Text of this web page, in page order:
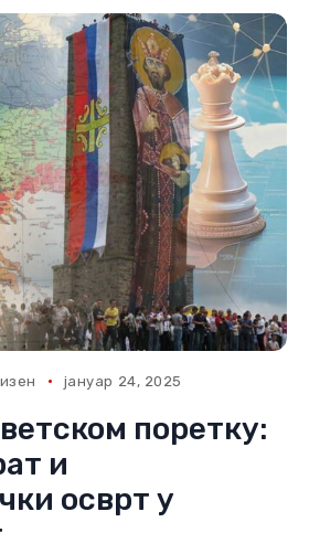
јануар 24, 2025
поретку:
и
осврт у